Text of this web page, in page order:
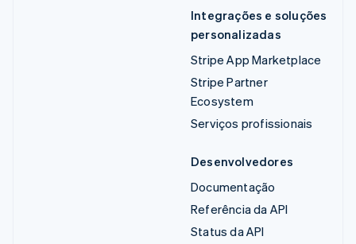
Integrações e soluções
personalizadas
Stripe App Marketplace
Stripe Partner
Ecosystem
Serviços profissionais
Desenvolvedores
Documentação
Referência da API
Status da API